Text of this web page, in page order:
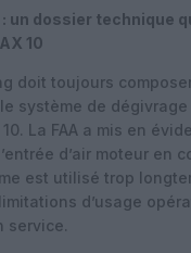
un dossier technique
10
doit toujours
système de
La FAA a mis en
d’air moteur en
est utilisé trop
d’usage
service.